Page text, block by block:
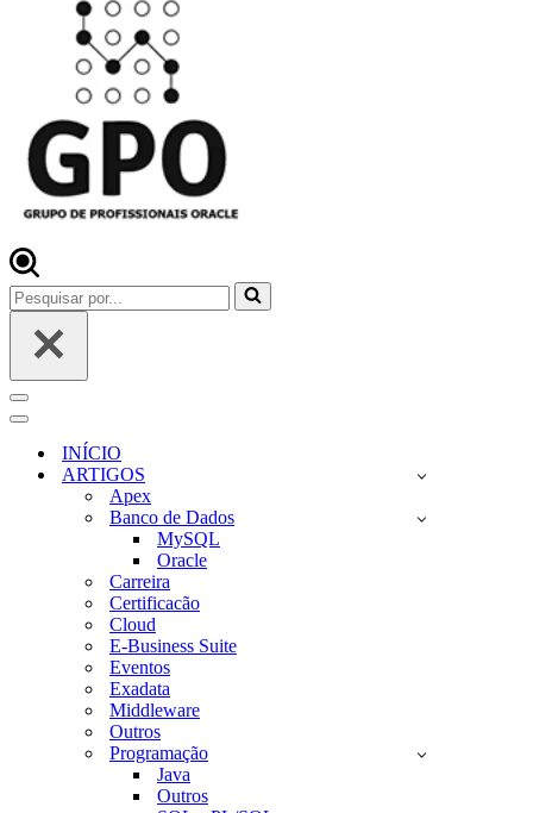
Pesquisar
por...
Menu
de
navegação
Menu
navegaçãoINÍCIO
ARTIGOS
Apex
Banco de Dados
MySQL
Oracle
Carreira
Certificacão
Cloud
E-Business Suite
Eventos
Exadata
Middleware
Outros
Programação
Java
Outros